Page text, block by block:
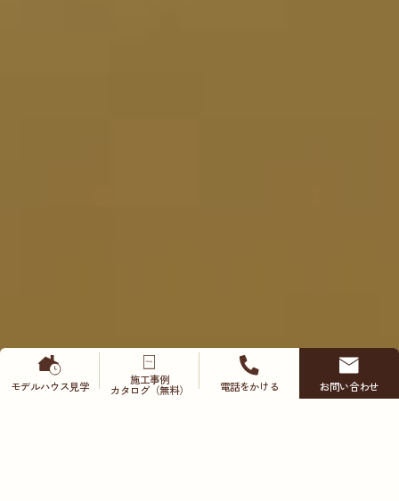
モデルハウス見学 施工事例
カタログ（無料） 電話をかける お問い合わせ